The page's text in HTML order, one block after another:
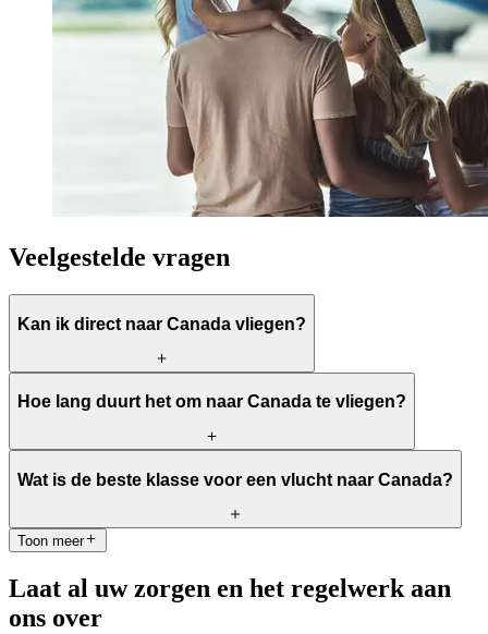
Veelgestelde vragen
Kan ik direct naar Canada vliegen?
Ja, er zijn directe vluchten van Amsterdam naar Toronto, Montreal
City of Ottawa, zijn er vluchten met één tussenstop.
Hoe lang duurt het om naar Canada te vliegen?
Een directe vlucht naar Toronto duurt zo'n 8 uur en naar Vancouver
reistijden variëren, maar gemiddeld duurt de vlucht dan tussen de 12
en 14 uur, afhankelijk van de bestemming en de duur van de stop.
Wat is de beste klasse voor een vlucht naar Canada?
Dit hangt af van uw voorkeur en budget. Premium Economy biedt
een goede balans tussen comfort en prijs, terwijl Business Class de
ultieme luxe en extra ruimte biedt voor een comfortabele reis.
Toon meer
Laat al uw zorgen en het regelwerk aan
ons over